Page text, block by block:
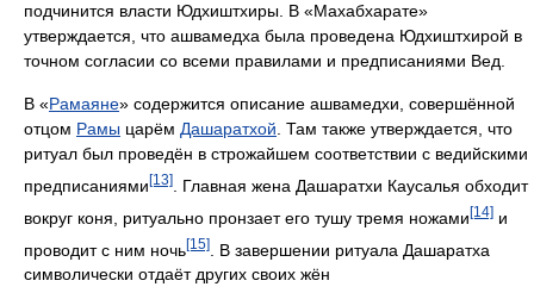
подчинится власти Юдхиштхиры. В «Махабхарате»
утверждается, что ашвамедха была проведена Юдхиштхирой в
точном согласии со всеми правилами и предписаниями Вед.
В «Рамаяне» содержится описание ашвамедхи, совершённой
отцом Рамы царём Дашаратхой. Там также утверждается, что
ритуал был проведён в строжайшем соответствии с ведийскими
предписаниями [13]
. Главная жена Дашаратхи Каусалья обходит
вокруг коня, ритуально пронзает его тушу тремя ножами[14] и
проводит с ним ночь[15]
. В завершении ритуала Дашаратха
символически отдаёт других своих жён